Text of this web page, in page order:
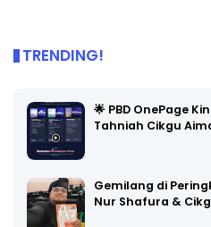
TRENDING!
🌟 PBD OnePage
Tahniah Cikgu
Gemilang di
Nur Shafura &